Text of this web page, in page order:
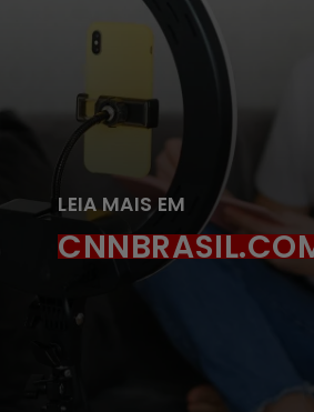
LEIA MAIS EM